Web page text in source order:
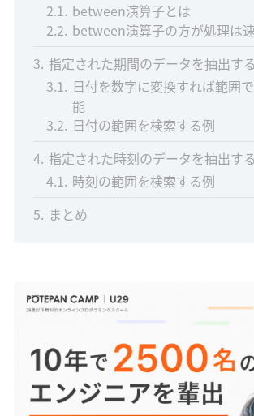
2.1 between演算子とは
2.2 between演算子の方が処理は
3 指定された期間のデータを抽出す
3.1 日付を数字に変換すれば範囲
能
3.2 日付の範囲を検索する例
4 指定された時刻のデータを抽出す
4.1 時刻の範囲を検索する例
5 まとめ